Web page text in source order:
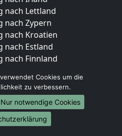
nach Lettland
nach Zypern
nach Kroatien
nach Estland
nach Finnland
nach Griechenland
nach Italien
nach Liechtenstein
nach Luxemburg
nach Niederlande
Cookies um die
zu verbessern.
Nur notwendige Cookies